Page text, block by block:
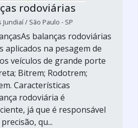
rodoviárias
Jundiaí / São Paulo - SP
balanças rodoviárias
aplicados na pesagem de
veículos de grande porte
Bitrem; Rodotrem;
Características
rodoviária é
já que é responsável
qu...